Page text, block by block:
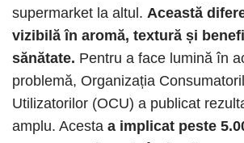
supermarket la altul. Această
vizibilă în aromă, textură și
sănătate. Pentru a face lumină în
problemă, Organizația
Utilizatorilor (OCU) a publicat
amplu. Acesta a implicat peste